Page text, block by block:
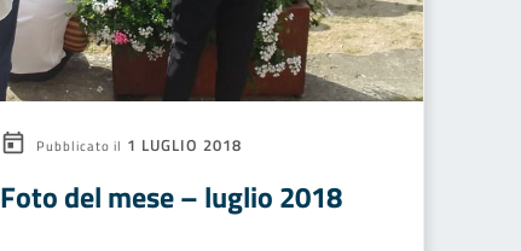
Pubblicato il 1 LUGLIO 2018
Foto del mese – luglio 2018